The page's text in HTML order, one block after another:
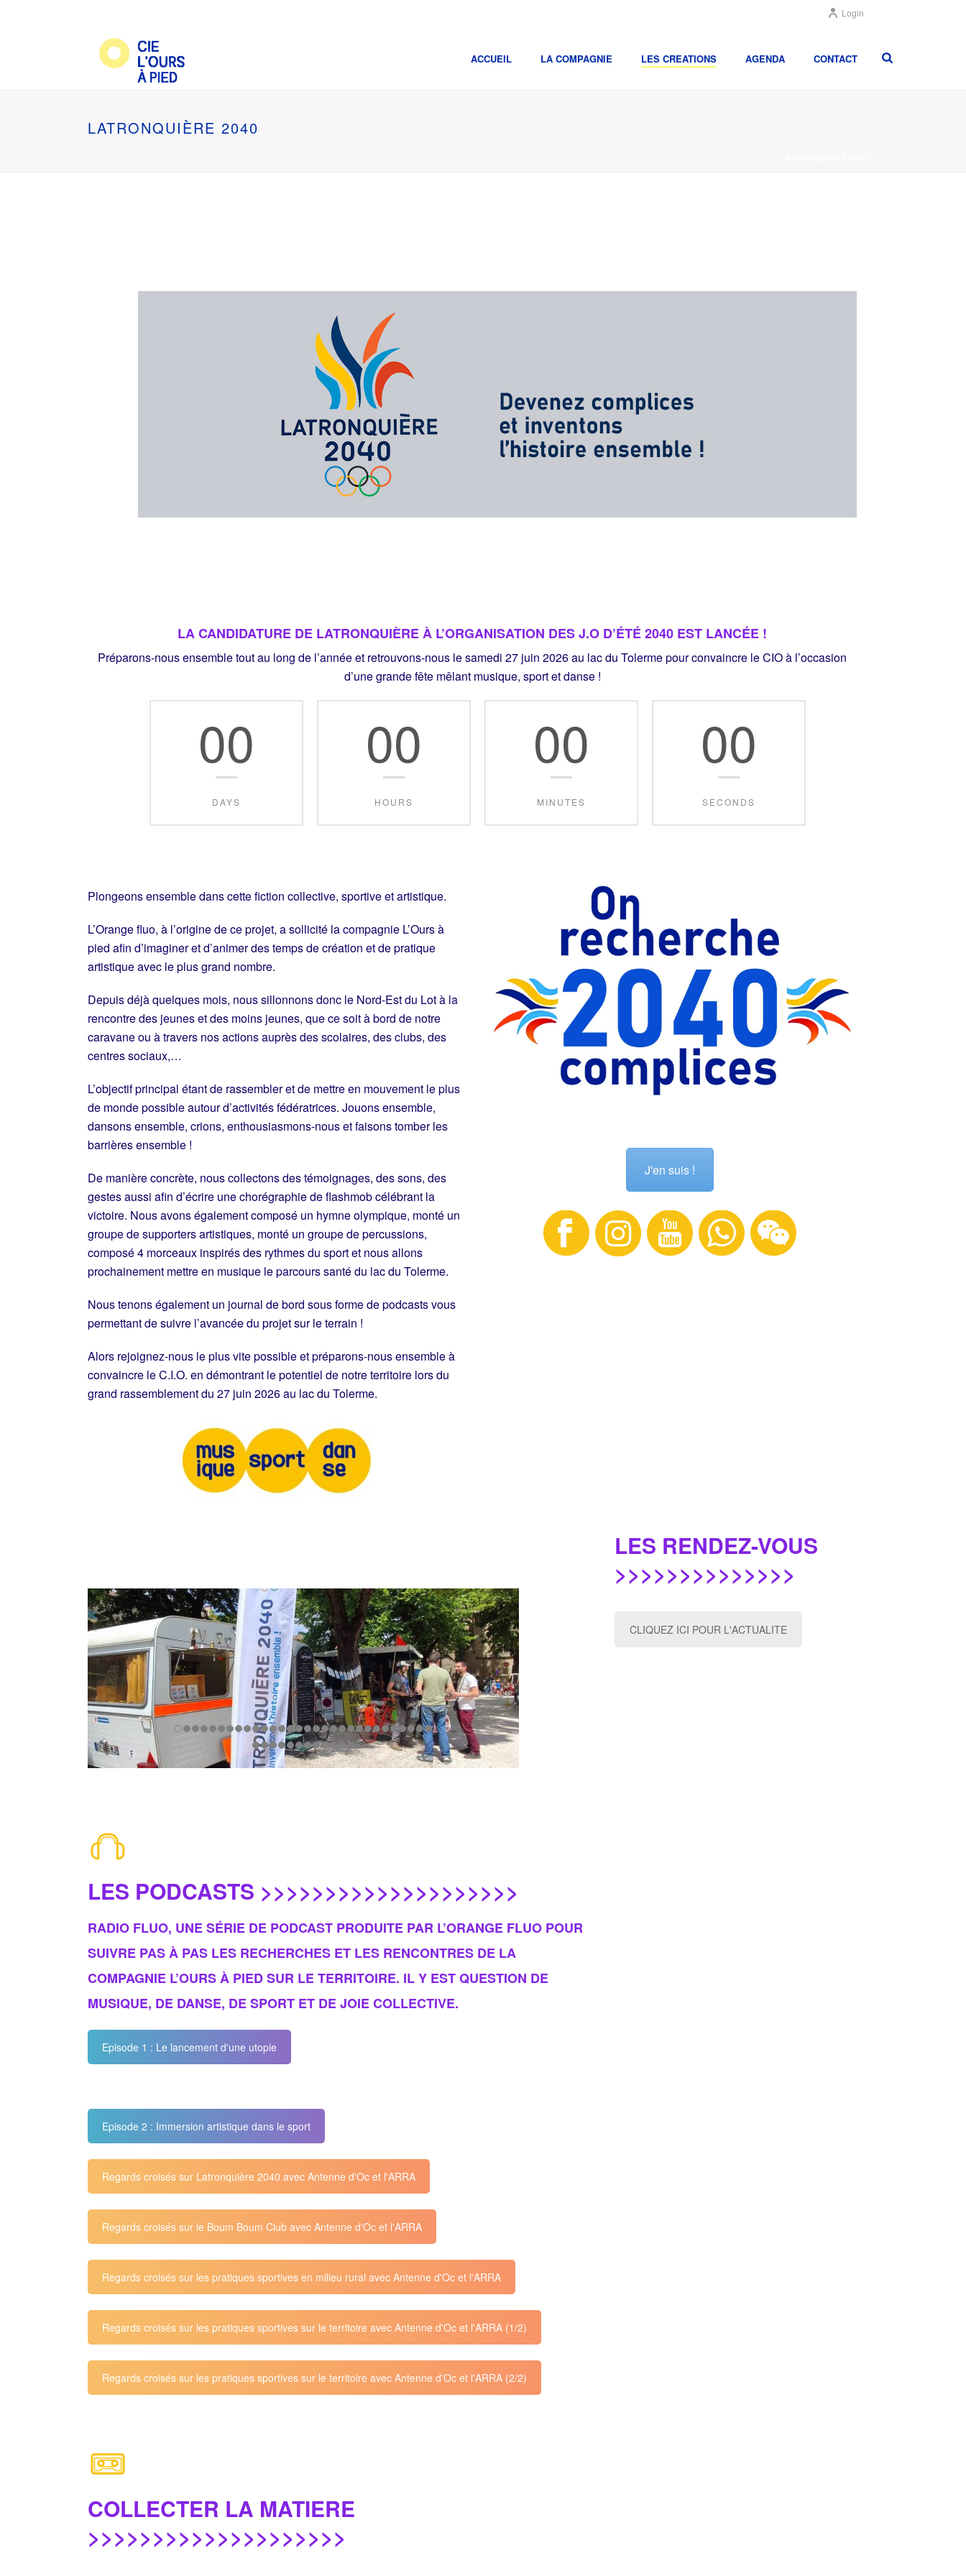
Login
ACCUEIL LA COMPAGNIE LES CREATIONS AGENDA CONTACT
LATRONQUIÈRE 2040
LA CANDIDATURE DE LATRONQUIÈRE À L’ORGANISATION DES J.O D’ÉTÉ 2040 EST LANCÉE !
Préparons-nous ensemble tout au long de l’année et retrouvons-nous le samedi 27 juin 2026 au lac du Tolerme pour convaincre le CIO à l’occasion
d’une grande fête mêlant musique, sport et danse !
00
DAYS
00
HOURS
00
MINUTES
00
SECONDS
Plongeons ensemble dans cette fiction collective, sportive et artistique.
L’Orange fluo, à l’origine de ce projet, a sollicité la compagnie L’Ours à
pied afin d’imaginer et d’animer des temps de création et de pratique
artistique avec le plus grand nombre.
Depuis déjà quelques mois, nous sillonnons donc le Nord-Est du Lot à la
rencontre des jeunes et des moins jeunes, que ce soit à bord de notre
caravane ou à travers nos actions auprès des scolaires, des clubs, des
centres sociaux,…
L’objectif principal étant de rassembler et de mettre en mouvement le plus
de monde possible autour d’activités fédératrices. Jouons ensemble,
dansons ensemble, crions, enthousiasmons-nous et faisons tomber les
barrières ensemble !
De manière concrète, nous collectons des témoignages, des sons, des
gestes aussi afin d’écrire une chorégraphie de flashmob célébrant la
victoire. Nous avons également composé un hymne olympique, monté un
groupe de supporters artistiques, monté un groupe de percussions,
composé 4 morceaux inspirés des rythmes du sport et nous allons
prochainement mettre en musique le parcours santé du lac du Tolerme.
Nous tenons également un journal de bord sous forme de podcasts vous
permettant de suivre l’avancée du projet sur le terrain !
Alors rejoignez-nous le plus vite possible et préparons-nous ensemble à
convaincre le C.I.O. en démontrant le potentiel de notre territoire lors du
grand rassemblement du 27 juin 2026 au lac du Tolerme.
J'en suis !
LES PODCASTS >>>>>>>>>>>>>>>>>>>>
RADIO FLUO, UNE SÉRIE DE PODCAST PRODUITE PAR L’ORANGE FLUO POUR
SUIVRE PAS À PAS LES RECHERCHES ET LES RENCONTRES DE LA
COMPAGNIE L’OURS À PIED SUR LE TERRITOIRE. IL Y EST QUESTION DE
MUSIQUE, DE DANSE, DE SPORT ET DE JOIE COLLECTIVE.
Episode 1 : Le lancement d'une utopie
Episode 2 : Immersion artistique dans le sport
Regards croisés sur Latronquière 2040 avec Antenne d'Oc et l'ARRA
Regards croisés sur le Boum Boum Club avec Antenne d'Oc et l'ARRA
Regards croisés sur les pratiques sportives en milieu rural avec Antenne d'Oc et l'ARRA
Regards croisés sur les pratiques sportives sur le territoire avec Antenne d'Oc et l'ARRA (1/2)
Regards croisés sur les pratiques sportives sur le territoire avec Antenne d'Oc et l'ARRA (2/2)
COLLECTER LA MATIERE
>>>>>>>>>>>>>>>>>>>>
LES RENDEZ-VOUS
>>>>>>>>>>>>>>
CLIQUEZ ICI POUR L'ACTUALITE